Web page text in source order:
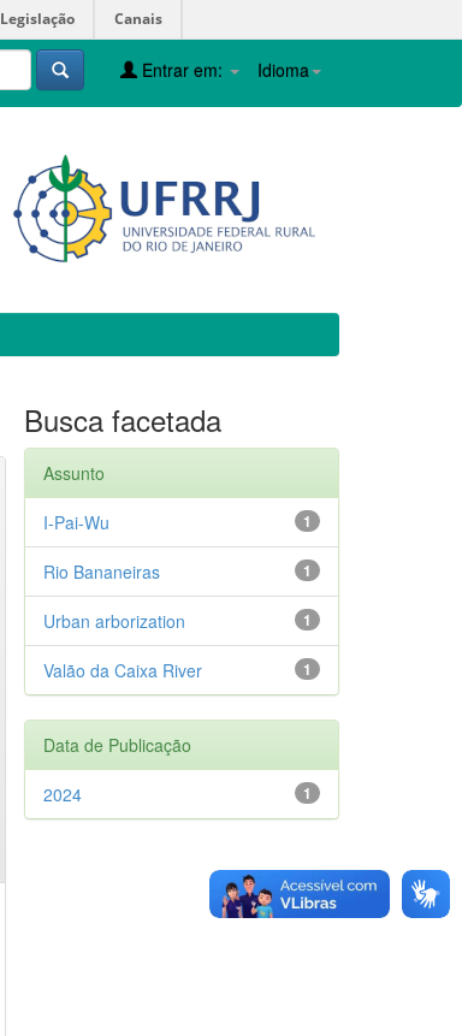
Legislação Canais
Idioma
Entrar em:
Busca facetada
Assunto
1
I-Pai-Wu
1
Rio Bananeiras
1
Urban arborization
1
Valão da Caixa River
Data de Publicação
1
2024